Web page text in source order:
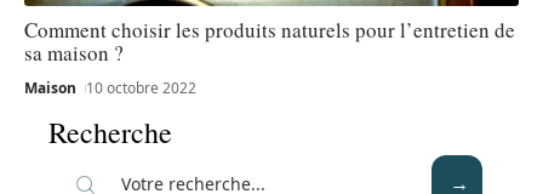
Comment choisir les produits naturels pour l’entretien de
sa maison ?
Maison 10 octobre 2022
Recherche